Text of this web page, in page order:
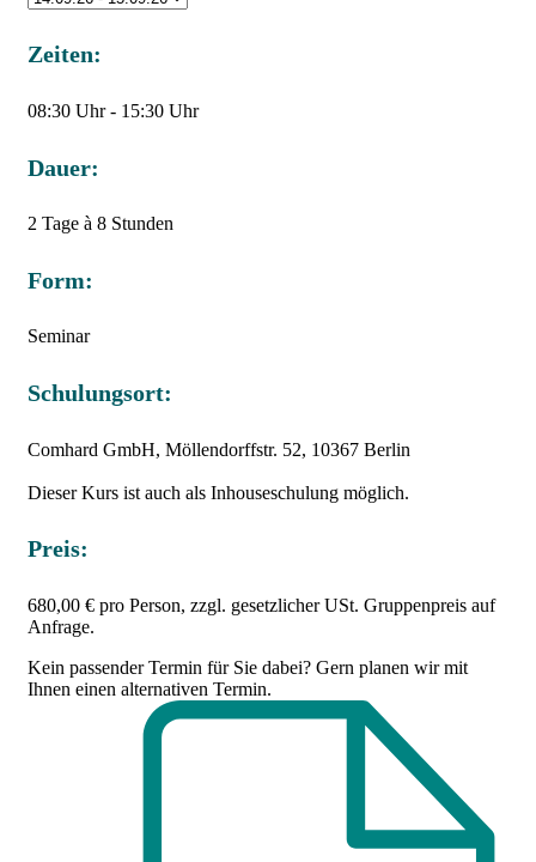
Zeiten:
08:30 Uhr - 15:30 Uhr
Dauer:
2 Tage à 8 Stunden
Form:
Seminar
Schulungsort:
Comhard GmbH, Möllendorffstr. 52, 10367 Berlin
Dieser Kurs ist auch als Inhouseschulung möglich.
Preis:
680,00 € pro Person, zzgl. gesetzlicher USt. Gruppenpreis auf
Anfrage.
Kein passender Termin für Sie dabei? Gern planen wir mit
Ihnen einen alternativen Termin.